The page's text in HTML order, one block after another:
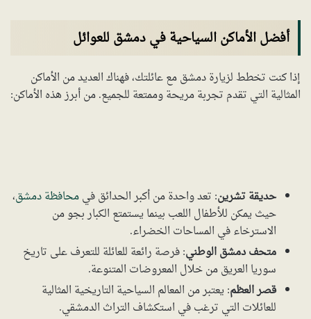
أفضل الأماكن السياحية في دمشق للعوائل
إذا كنت تخطط لزيارة دمشق مع عائلتك، فهناك العديد من الأماكن
المثالية التي تقدم تجربة مريحة وممتعة للجميع. من أبرز هذه الأماكن:
حديقة تشرين: تعد واحدة من أكبر الحدائق فيمحافظة دمشق،
حيث يمكن للأطفال اللعب بينما يستمتع الكبار بجو من
الاسترخاء في المساحات الخضراء.
متحف دمشق الوطني: فرصة رائعة للعائلة للتعرف على تاريخ
سوريا العريق من خلال المعروضات المتنوعة.
قصر العظم: يعتبر من المعالم السياحية التاريخية المثالية
للعائلات التي ترغب في استكشاف التراث الدمشقي.